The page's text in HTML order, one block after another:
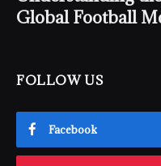
Global Football
FOLLOW US
Facebook